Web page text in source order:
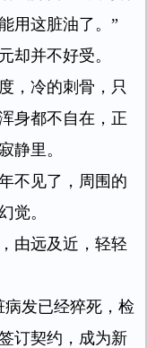
用这脏油了。”
却并不好受。
，冷的刺骨，只
身都不自在，正
静里。
不见了，周围的
觉。
由远及近，轻轻
发已经猝死，检
订契约，成为新